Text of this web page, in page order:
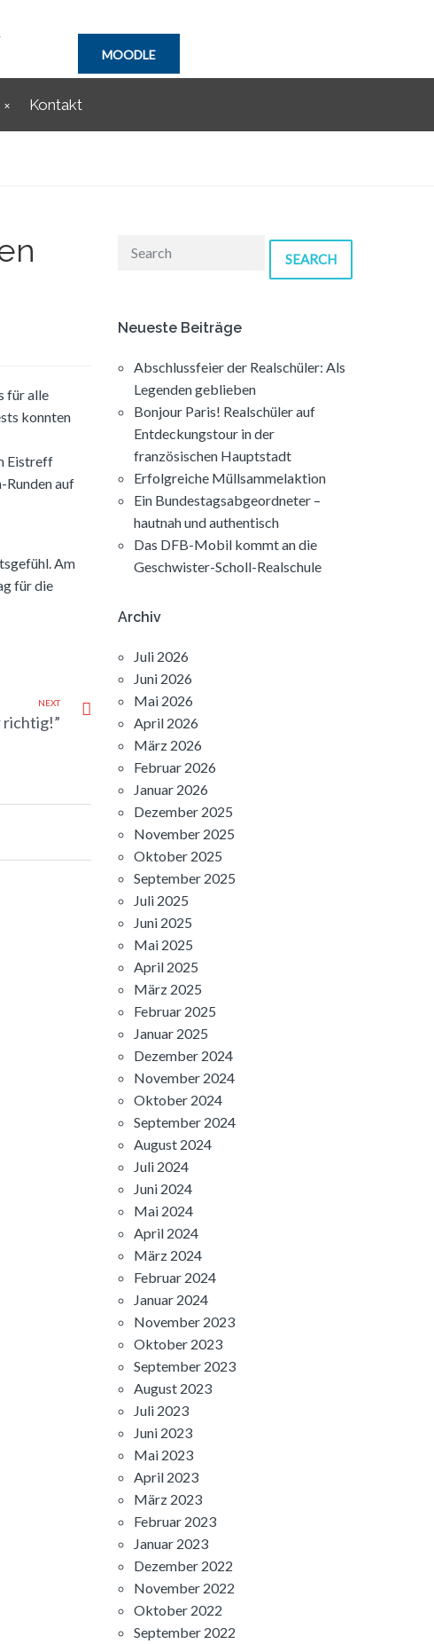
MOODLE
Kontakt
für alle
konnten
Eistreff
Runden auf
Am
für die
NEXT
richtig!”
SEARCH
Neueste Beiträge
Abschlussfeier der Realschüler: Als
Legenden geblieben
Bonjour Paris! Realschüler auf
Entdeckungstour in der
französischen Hauptstadt
Erfolgreiche Müllsammelaktion
Ein Bundestagsabgeordneter –
hautnah und authentisch
Das DFB-Mobil kommt an die
Geschwister-Scholl-Realschule
Archiv
Juli 2026
Juni 2026
Mai 2026
April 2026
März 2026
Februar 2026
Januar 2026
Dezember 2025
November 2025
Oktober 2025
September 2025
Juli 2025
Juni 2025
Mai 2025
April 2025
März 2025
Februar 2025
Januar 2025
Dezember 2024
November 2024
Oktober 2024
September 2024
August 2024
Juli 2024
Juni 2024
Mai 2024
April 2024
März 2024
Februar 2024
Januar 2024
November 2023
Oktober 2023
September 2023
August 2023
Juli 2023
Juni 2023
Mai 2023
April 2023
März 2023
Februar 2023
Januar 2023
Dezember 2022
November 2022
Oktober 2022
September 2022